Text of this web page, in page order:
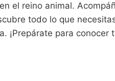
el reino animal.
todo lo que
¡Prepárate para